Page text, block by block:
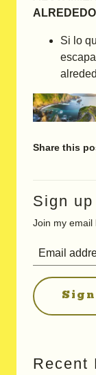
Si lo
Share this
Sign
Join my email
Recent